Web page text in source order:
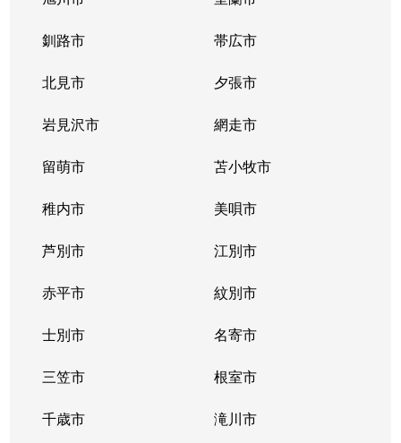
釧路市 帯広市
北見市 夕張市
岩見沢市 網走市
留萌市 苫小牧市
稚内市 美唄市
芦別市 江別市
赤平市 紋別市
士別市 名寄市
三笠市 根室市
千歳市 滝川市